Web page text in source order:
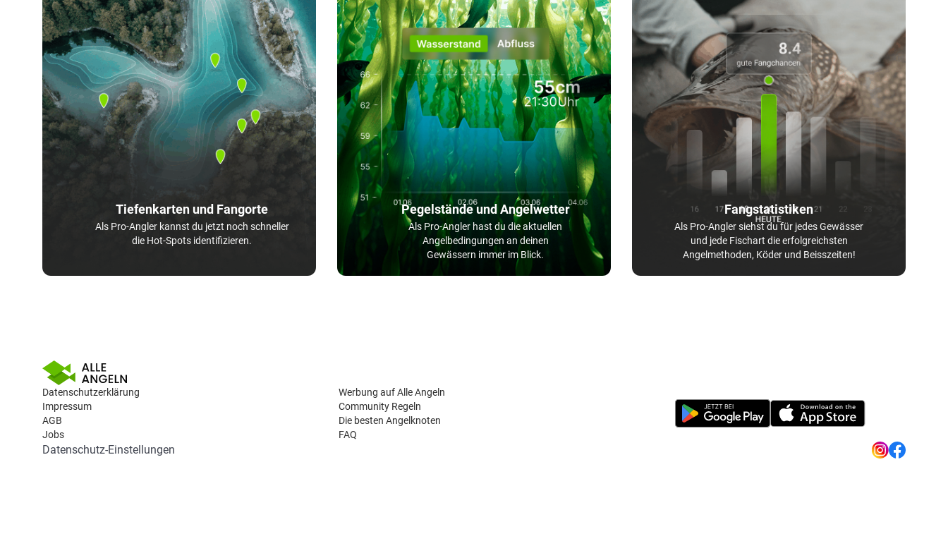
Tiefenkarten und Fangorte
Als Pro-Angler kannst du jetzt noch schneller
die Hot-Spots identifizieren.
Pegelstände und Angelwetter
Als Pro-Angler hast du die aktuellen
Angelbedingungen an deinen
Gewässern immer im Blick.
Fangstatistiken
Als Pro-Angler siehst du für jedes Gewässer
und jede Fischart die erfolgreichsten
Angelmethoden, Köder und Beisszeiten!
Datenschutzerklärung
Impressum
AGB
Jobs
Werbung auf Alle Angeln
Community Regeln
Die besten Angelknoten
FAQ
Datenschutz-Einstellungen